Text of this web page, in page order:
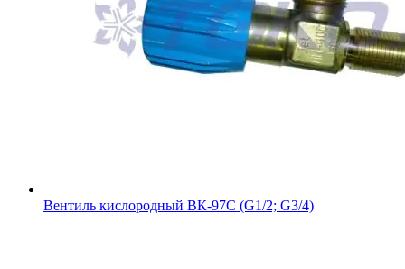
Вентиль кислородный ВК-97С (G1/2; G3/4)